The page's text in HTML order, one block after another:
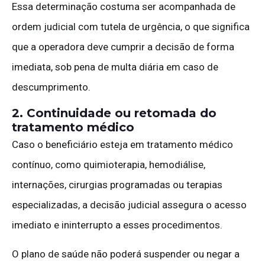
Essa determinação costuma ser acompanhada de
ordem judicial com tutela de urgência, o que significa
que a operadora deve cumprir a decisão de forma
imediata, sob pena de multa diária em caso de
descumprimento.
2. Continuidade ou retomada do
tratamento médico
Caso o beneficiário esteja em tratamento médico
contínuo, como quimioterapia, hemodiálise,
internações, cirurgias programadas ou terapias
especializadas, a decisão judicial assegura o acesso
imediato e ininterrupto a esses procedimentos.
O plano de saúde não poderá suspender ou negar a